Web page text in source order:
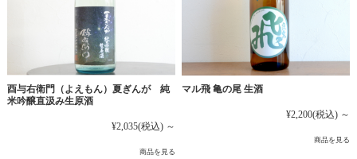
酉与右衛門（よえもん）夏ぎんが 純
米吟醸直汲み生原酒
¥2,035(税込) ～
商品を見る
マル飛 亀の尾 生酒
¥2,200(税込) ～
商品を見る